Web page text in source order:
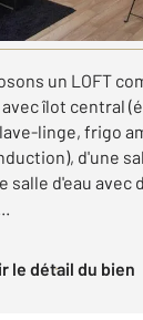
un LOFT
îlot central
linge, frigo
d'une
salle d'eau avec
le détail du bien